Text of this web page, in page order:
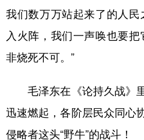
我们数万万站起来了的人
入火阵，我们一声唤也要
非烧死不可。”
毛泽东在《论持久战》里
迅速燃起，各阶层民众同心
侵略者这头“野牛”的战斗！